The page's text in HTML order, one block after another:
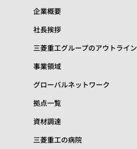
企業概要
社長挨拶
三菱重工グループのアウトライン
事業領域
グローバルネットワーク
拠点一覧
資材調達
三菱重工の病院